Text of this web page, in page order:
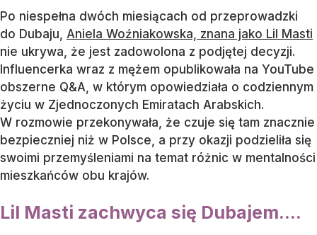
Po niespełna dwóch miesiącach od przeprowadzki
do Dubaju, Aniela Woźniakowska, znana jako Lil Masti
nie ukrywa, że jest zadowolona z podjętej decyzji.
Influencerka wraz z mężem opublikowała na YouTube
obszerne Q&A, w którym opowiedziała o codziennym
życiu w Zjednoczonych Emiratach Arabskich.
W rozmowie przekonywała, że czuje się tam znacznie
bezpieczniej niż w Polsce, a przy okazji podzieliła się
swoimi przemyśleniami na temat różnic w mentalności
mieszkańców obu krajów.
Lil Masti zachwyca się Dubajem....